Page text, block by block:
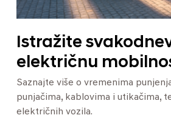
Istražite
električnu
Saznajte više o vremenima
punjačima, kablovima i utikačima,
električnih vozila.